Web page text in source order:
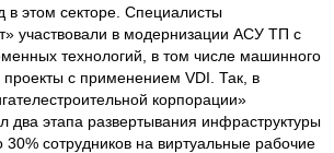
в этом секторе. Специалисты
участвовали в модернизации АСУ ТП с
технологий, в том числе машинного
с применением VDI. Так, в
корпорации»
два этапа развертывания инфраструктуры
30% сотрудников на виртуальные рабочие